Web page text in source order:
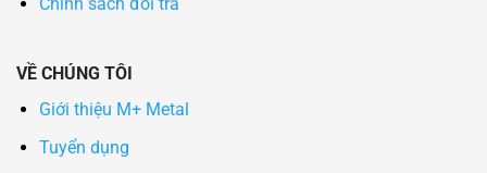
VỀ CHÚNG TÔI
Giới thiệu M+ Metal
Tuyển dụng